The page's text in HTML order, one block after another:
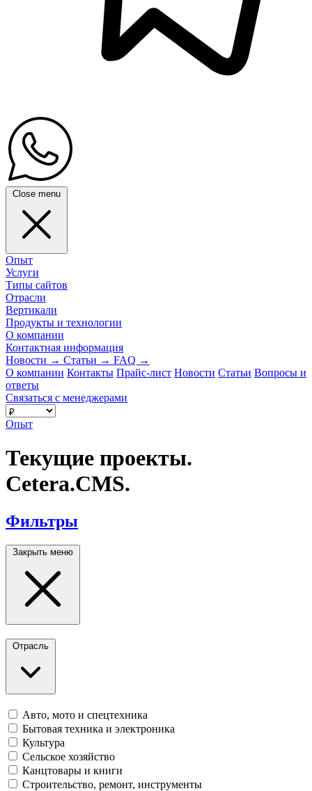
Close menu
Опыт
Услуги
Типы сайтов
Отрасли
Вертикали
Продукты и технологии
О компании
Контактная информация
Новости → Статьи → FAQ →
О компании Контакты Прайс-лист Новости Статьи Вопросы и
ответы
Связаться с менеджерами
Опыт
Текущие проекты.
Cetera.CMS.
Фильтры
Закрыть меню
Отрасль
Авто, мото и спецтехника
Бытовая техника и электроника
Культура
Сельское хозяйство
Канцтовары и книги
Строительство, ремонт, инструменты